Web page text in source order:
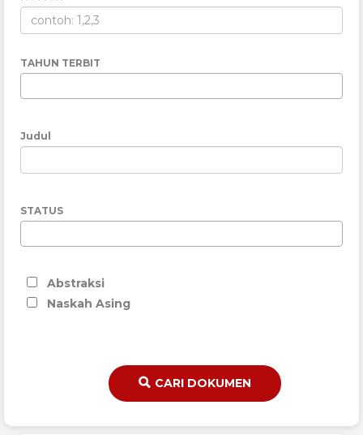
TAHUN TERBIT
Judul
STATUS
Abstraksi
Naskah Asing
CARI DOKUMEN